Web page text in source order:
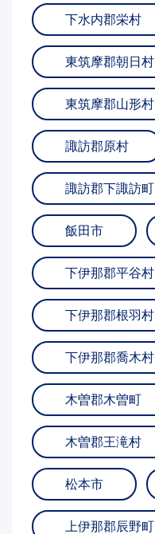
下水内郡栄村
東筑摩郡朝日村
東筑摩郡山形村
諏訪郡原村
諏訪郡下諏訪町
飯田市
下伊那郡平谷村
下伊那郡根羽村
下伊那郡喬木村
木曽郡木曽町
木曽郡王滝村
松本市
上伊那郡辰野町